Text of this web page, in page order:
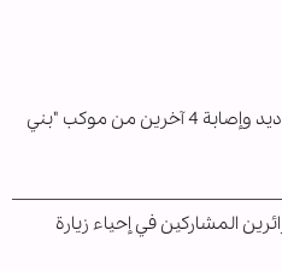
وفاة 4 رواديد وإصابة 4 آخرين من موكب "بني
المشاركين في إحياء زيارة